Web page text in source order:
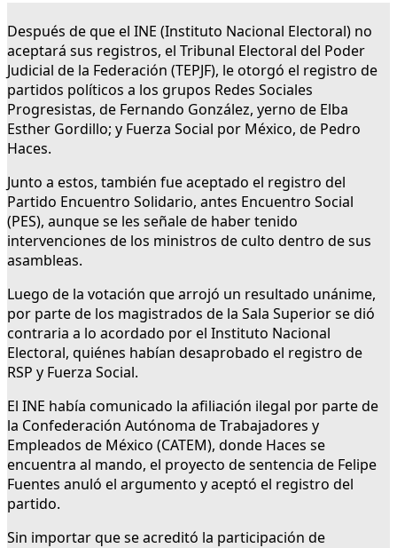
Después de que el INE (Instituto Nacional Electoral) no
aceptará sus registros, el Tribunal Electoral del Poder
Judicial de la Federación (TEPJF), le otorgó el registro de
partidos políticos a los grupos Redes Sociales
Progresistas, de Fernando González, yerno de Elba
Esther Gordillo; y Fuerza Social por México, de Pedro
Haces.
Junto a estos, también fue aceptado el registro del
Partido Encuentro Solidario, antes Encuentro Social
(PES), aunque se les señale de haber tenido
intervenciones de los ministros de culto dentro de sus
asambleas.
Luego de la votación que arrojó un resultado unánime,
por parte de los magistrados de la Sala Superior se dió
contraria a lo acordado por el Instituto Nacional
Electoral, quiénes habían desaprobado el registro de
RSP y Fuerza Social.
El INE había comunicado la afiliación ilegal por parte de
la Confederación Autónoma de Trabajadores y
Empleados de México (CATEM), donde Haces se
encuentra al mando, el proyecto de sentencia de Felipe
Fuentes anuló el argumento y aceptó el registro del
partido.
Sin importar que se acreditó la participación de